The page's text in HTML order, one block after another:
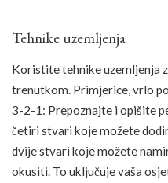
Tehnike uzemljenja
Koristite tehnike uzemljenja
trenutkom. Primjerice, vrlo
3-2-1: Prepoznajte i opišite
četiri stvari koje možete
dvije stvari koje možete
okusiti. To uključuje vaša